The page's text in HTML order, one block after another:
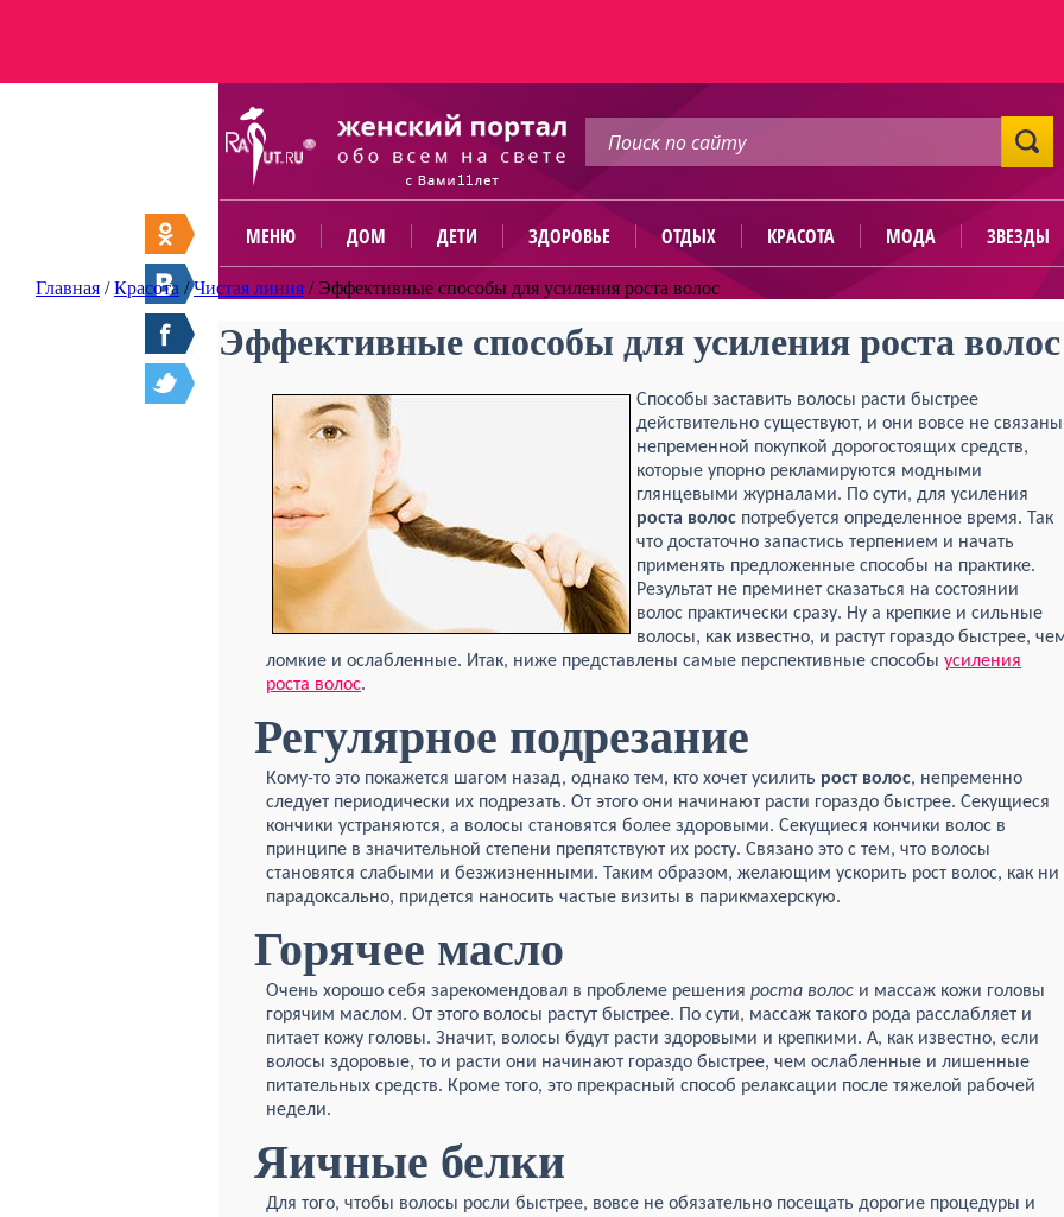
МЕНЮ ДОМ ДЕТИ ЗДОРОВЬЕ ОТДЫХ КРАСОТА МОДА ЗВЕЗДЫ
Главная /Красота /Чистая линия / Эффективные способы для усиления роста волос
Эффективные способы для усиления роста волос
Способы заставить волосы расти быстрее
действительно существуют, и они вовсе не связаны
непременной покупкой дорогостоящих средств,
которые упорно рекламируются модными
глянцевыми журналами. По сути, для усиления
роста волос потребуется определенное время. Так
что достаточно запастись терпением и начать
применять предложенные способы на практике.
Результат не преминет сказаться на состоянии
волос практически сразу. Ну а крепкие и сильные
волосы, как известно, и растут гораздо быстрее,
ломкие и ослабленные. Итак, ниже представлены самые перспективные способы усиления
роста волос.
Регулярное подрезание
Кому-то это покажется шагом назад, однако тем, кто хочет усилить рост волос, непременно
следует периодически их подрезать. От этого они начинают расти гораздо быстрее. Секущиеся
кончики устраняются, а волосы становятся более здоровыми. Секущиеся кончики волос в
принципе в значительной степени препятствуют их росту. Связано это с тем, что волосы
становятся слабыми и безжизненными. Таким образом, желающим ускорить рост волос, как ни
парадоксально, придется наносить частые визиты в парикмахерскую.
Горячее масло
Очень хорошо себя зарекомендовал в проблеме решения роста волос и массаж кожи головы
горячим маслом. От этого волосы растут быстрее. По сути, массаж такого рода расслабляет и
питает кожу головы. Значит, волосы будут расти здоровыми и крепкими. А, как известно, если
волосы здоровые, то и расти они начинают гораздо быстрее, чем ослабленные и лишенные
питательных средств. Кроме того, это прекрасный способ релаксации после тяжелой рабочей
недели.
Яичные белки
Для того, чтобы волосы росли быстрее, вовсе не обязательно посещать дорогие процедуры и